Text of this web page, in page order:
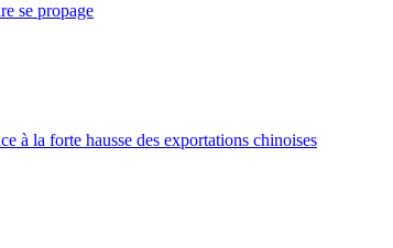
se propage
à la forte hausse des exportations chinoises